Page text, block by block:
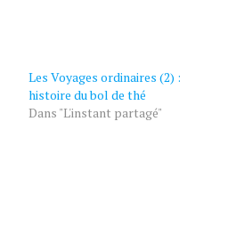
Les Voyages ordinaires (2) :
histoire du bol de thé
Dans "L'instant partagé"